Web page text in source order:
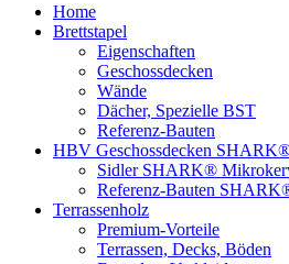
Home
Brettstapel
Eigenschaften
Geschossdecken
Wände
Dächer, Spezielle BST
Referenz-Bauten
HBV Geschossdecken
Sidler SHARK®
Referenz-Bauten
Terrassenholz
Premium-Vorteile
Terrassen, Decks, Böden